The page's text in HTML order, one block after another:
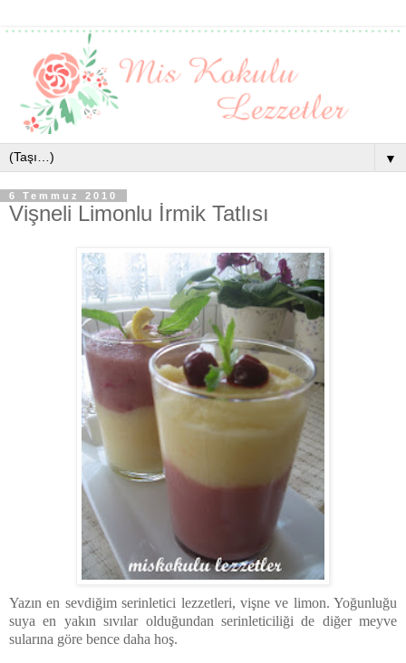
▼
6 Temmuz 2010
Vişneli Limonlu İrmik Tatlısı
Yazın en sevdiğim serinletici lezzetleri, vişne ve limon. Yoğunluğu
suya en yakın sıvılar olduğundan serinleticiliği de diğer meyve
sularına göre bence daha hoş.